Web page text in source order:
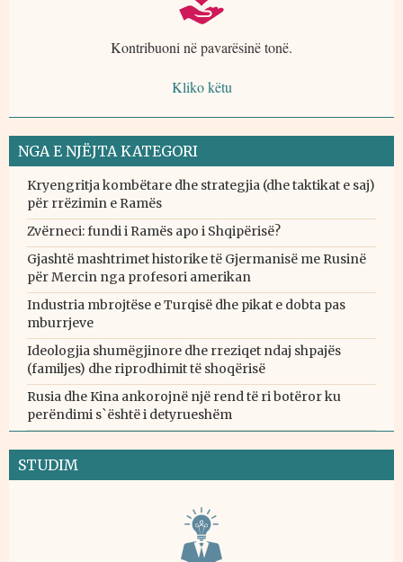
Kontribuoni në pavarësinë tonë.
Kliko këtu
NGA E NJËJTA KATEGORI
Kryengritja kombëtare dhe strategjia (dhe taktikat e saj)
për rrëzimin e Ramës
Zvërneci: fundi i Ramës apo i Shqipërisë?
Gjashtë mashtrimet historike të Gjermanisë me Rusinë
për Mercin nga profesori amerikan
Industria mbrojtëse e Turqisë dhe pikat e dobta pas
mburrjeve
Ideologjia shumëgjinore dhe rreziqet ndaj shpajës
(familjes) dhe riprodhimit të shoqërisë
Rusia dhe Kina ankorojnë një rend të ri botëror ku
perëndimi s`është i detyrueshëm
STUDIM